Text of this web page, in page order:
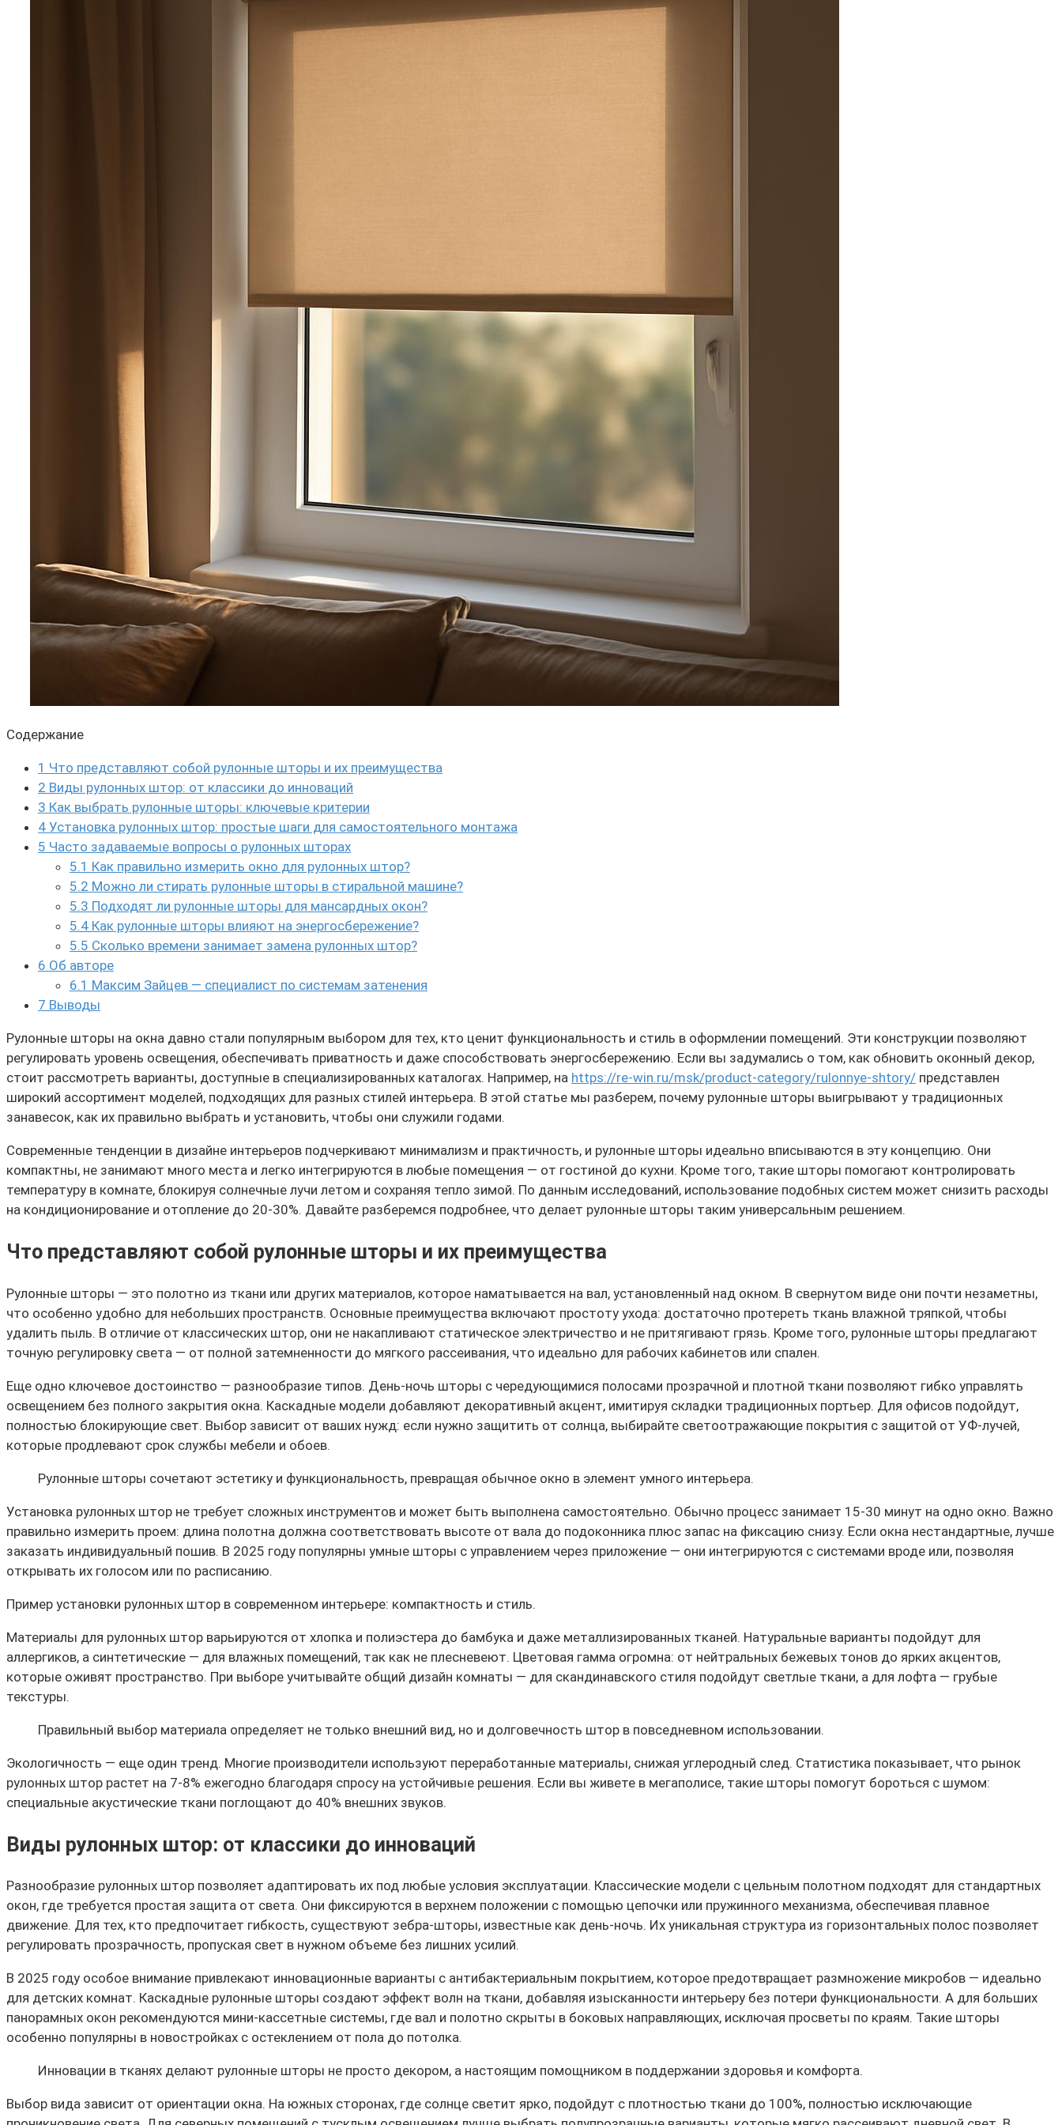
Содержание
1 Что представляют собой рулонные шторы и их преимущества
2 Виды рулонных штор: от классики до инноваций
3 Как выбрать рулонные шторы: ключевые критерии
4 Установка рулонных штор: простые шаги для самостоятельного монтажа
5 Часто задаваемые вопросы о рулонных шторах
5.1 Как правильно измерить окно для рулонных штор?
5.2 Можно ли стирать рулонные шторы в стиральной машине?
5.3 Подходят ли рулонные шторы для мансардных окон?
5.4 Как рулонные шторы влияют на энергосбережение?
5.5 Сколько времени занимает замена рулонных штор?
6 Об авторе
6.1 Максим Зайцев — специалист по системам затенения
7 Выводы
Рулонные шторы на окна давно стали популярным выбором для тех, кто ценит функциональность и стиль в оформлении помещений. Эти конструкции позволяют
регулировать уровень освещения, обеспечивать приватность и даже способствовать энергосбережению. Если вы задумались о том, как обновить оконный декор,
стоит рассмотреть варианты, доступные в специализированных каталогах. Например, на https://re-win.ru/msk/product-category/rulonnye-shtory/ представлен
широкий ассортимент моделей, подходящих для разных стилей интерьера. В этой статье мы разберем, почему рулонные шторы выигрывают у традиционных
занавесок, как их правильно выбрать и установить, чтобы они служили годами.
Современные тенденции в дизайне интерьеров подчеркивают минимализм и практичность, и рулонные шторы идеально вписываются в эту концепцию. Они
компактны, не занимают много места и легко интегрируются в любые помещения — от гостиной до кухни. Кроме того, такие шторы помогают контролировать
температуру в комнате, блокируя солнечные лучи летом и сохраняя тепло зимой. По данным исследований, использование подобных систем может снизить расходы
на кондиционирование и отопление до 20-30%. Давайте разберемся подробнее, что делает рулонные шторы таким универсальным решением.
Что представляют собой рулонные шторы и их преимущества
Рулонные шторы — это полотно из ткани или других материалов, которое наматывается на вал, установленный над окном. В свернутом виде они почти незаметны,
что особенно удобно для небольших пространств. Основные преимущества включают простоту ухода: достаточно протереть ткань влажной тряпкой, чтобы
удалить пыль. В отличие от классических штор, они не накапливают статическое электричество и не притягивают грязь. Кроме того, рулонные шторы предлагают
точную регулировку света — от полной затемненности до мягкого рассеивания, что идеально для рабочих кабинетов или спален.
Еще одно ключевое достоинство — разнообразие типов. День-ночь шторы с чередующимися полосами прозрачной и плотной ткани позволяют гибко управлять
освещением без полного закрытия окна. Каскадные модели добавляют декоративный акцент, имитируя складки традиционных портьер. Для офисов подойдут,
полностью блокирующие свет. Выбор зависит от ваших нужд: если нужно защитить от солнца, выбирайте светоотражающие покрытия с защитой от УФ-лучей,
которые продлевают срок службы мебели и обоев.
Рулонные шторы сочетают эстетику и функциональность, превращая обычное окно в элемент умного интерьера.
Установка рулонных штор не требует сложных инструментов и может быть выполнена самостоятельно. Обычно процесс занимает 15-30 минут на одно окно. Важно
правильно измерить проем: длина полотна должна соответствовать высоте от вала до подоконника плюс запас на фиксацию снизу. Если окна нестандартные, лучше
заказать индивидуальный пошив. В 2025 году популярны умные шторы с управлением через приложение — они интегрируются с системами вроде или, позволяя
открывать их голосом или по расписанию.
Пример установки рулонных штор в современном интерьере: компактность и стиль.
Материалы для рулонных штор варьируются от хлопка и полиэстера до бамбука и даже металлизированных тканей. Натуральные варианты подойдут для
аллергиков, а синтетические — для влажных помещений, так как не плесневеют. Цветовая гамма огромна: от нейтральных бежевых тонов до ярких акцентов,
которые оживят пространство. При выборе учитывайте общий дизайн комнаты — для скандинавского стиля подойдут светлые ткани, а для лофта — грубые
текстуры.
Правильный выбор материала определяет не только внешний вид, но и долговечность штор в повседневном использовании.
Экологичность — еще один тренд. Многие производители используют переработанные материалы, снижая углеродный след. Статистика показывает, что рынок
рулонных штор растет на 7-8% ежегодно благодаря спросу на устойчивые решения. Если вы живете в мегаполисе, такие шторы помогут бороться с шумом:
специальные акустические ткани поглощают до 40% внешних звуков.
Виды рулонных штор: от классики до инноваций
Разнообразие рулонных штор позволяет адаптировать их под любые условия эксплуатации. Классические модели с цельным полотном подходят для стандартных
окон, где требуется простая защита от света. Они фиксируются в верхнем положении с помощью цепочки или пружинного механизма, обеспечивая плавное
движение. Для тех, кто предпочитает гибкость, существуют зебра-шторы, известные как день-ночь. Их уникальная структура из горизонтальных полос позволяет
регулировать прозрачность, пропуская свет в нужном объеме без лишних усилий.
В 2025 году особое внимание привлекают инновационные варианты с антибактериальным покрытием, которое предотвращает размножение микробов — идеально
для детских комнат. Каскадные рулонные шторы создают эффект волн на ткани, добавляя изысканности интерьеру без потери функциональности. А для больших
панорамных окон рекомендуются мини-кассетные системы, где вал и полотно скрыты в боковых направляющих, исключая просветы по краям. Такие шторы
особенно популярны в новостройках с остеклением от пола до потолка.
Инновации в тканях делают рулонные шторы не просто декором, а настоящим помощником в поддержании здоровья и комфорта.
Выбор вида зависит от ориентации окна. На южных сторонах, где солнце светит ярко, подойдут с плотностью ткани до 100%, полностью исключающие